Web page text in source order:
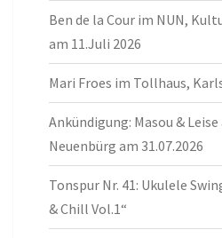
Ben de la Cour im NUN,
am 11.Juli 2026
Mari Froes im Tollhaus,
Ankündigung: Masou &
Neuenbürg am 31.07.2026
Tonspur Nr. 41: Ukulele
& Chill Vol.1“